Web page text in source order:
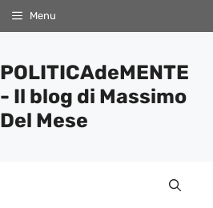
Menu
POLITICAdeMENTE
- Il blog di Massimo
Del Mese